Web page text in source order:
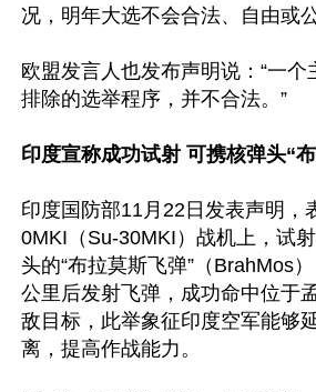
况，明年大选不会合法、自由或
欧盟发言人也发布声明说：“一
排除的选举程序，并不合法。”
印度宣称成功试射 可携核弹头“
印度国防部11月22日发表声明，
0MKI（Su-30MKI）战机上，试
头的“布拉莫斯飞弹”（BrahMos
公里后发射飞弹，成功命中位于
敌目标，此举象征印度空军能够
离，提高作战能力。